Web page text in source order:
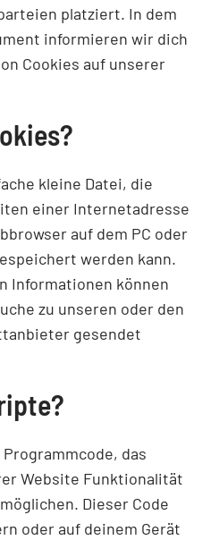
platziert. In dem
informieren wir dich
Cookies auf unserer
kleine Datei, die
einer Internetadresse
auf dem PC oder
werden kann.
Informationen können
zu unseren oder den
gesendet
das
Website Funktionalität
Dieser Code
oder auf deinem Gerät